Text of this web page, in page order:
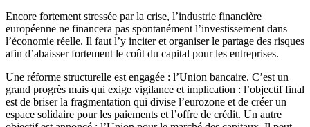
Encore fortement stressée par la crise, l’industrie financière
européenne ne financera pas spontanément l’investissement dans
l’économie réelle. Il faut l’y inciter et organiser le partage des risques
afin d’abaisser fortement le coût du capital pour les entreprises.
Une réforme structurelle est engagée : l’Union bancaire. C’est un
grand progrès mais qui exige vigilance et implication : l’objectif final
est de briser la fragmentation qui divise l’eurozone et de créer un
espace solidaire pour les paiements et l’offre de crédit. Un autre